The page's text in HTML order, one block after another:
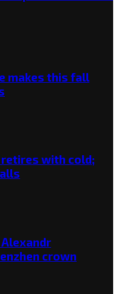
makes this fall
retires with cold;
crown